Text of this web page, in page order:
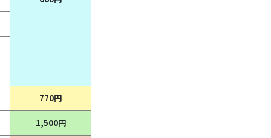
770円
1,500円